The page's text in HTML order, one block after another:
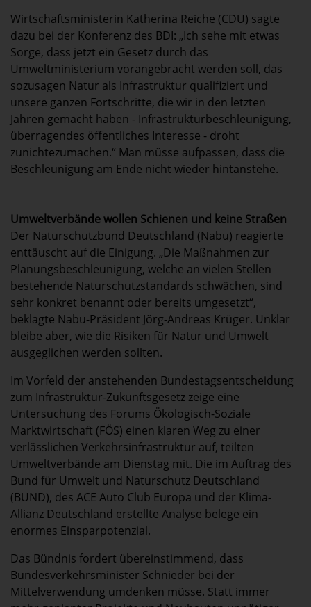
Wirtschaftsministerin Katherina Reiche (CDU) sagte
dazu bei der Konferenz des BDI: „Ich sehe mit etwas
Sorge, dass jetzt ein Gesetz durch das
Umweltministerium vorangebracht werden soll, das
sozusagen Natur als Infrastruktur qualifiziert und
unsere ganzen Fortschritte, die wir in den letzten
Jahren gemacht haben - Infrastrukturbeschleunigung,
überragendes öffentliches Interesse - droht
zunichtezumachen.“ Man müsse aufpassen, dass die
Beschleunigung am Ende nicht wieder hintanstehe.
Umweltverbände wollen Schienen und keine Straßen
Der Naturschutzbund Deutschland (Nabu) reagierte
enttäuscht auf die Einigung. „Die Maßnahmen zur
Planungsbeschleunigung, welche an vielen Stellen
bestehende Naturschutzstandards schwächen, sind
sehr konkret benannt oder bereits umgesetzt“,
beklagte Nabu-Präsident Jörg-Andreas Krüger. Unklar
bleibe aber, wie die Risiken für Natur und Umwelt
ausgeglichen werden sollten.
Im Vorfeld der anstehenden Bundestagsentscheidung
zum Infrastruktur-Zukunftsgesetz zeige eine
Untersuchung des Forums Ökologisch-Soziale
Marktwirtschaft (FÖS) einen klaren Weg zu einer
verlässlichen Verkehrsinfrastruktur auf, teilten
Umweltverbände am Dienstag mit. Die im Auftrag des
Bund für Umwelt und Naturschutz Deutschland
(BUND), des ACE Auto Club Europa und der Klima-
Allianz Deutschland erstellte Analyse belege ein
enormes Einsparpotenzial.
Das Bündnis fordert übereinstimmend, dass
Bundesverkehrsminister Schnieder bei der
Mittelverwendung umdenken müsse. Statt immer